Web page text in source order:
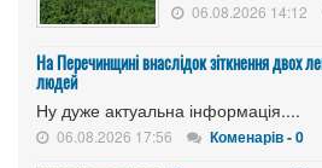
06.08.2026 14:12
На Перечинщині внаслідок зіткнення двох
людей
Ну дуже актуальна інформація....
06.08.2026 17:56 Коменарів - 0